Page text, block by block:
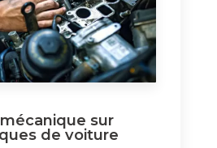
sur
de voiture